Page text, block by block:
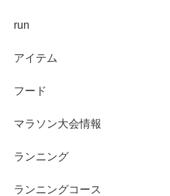
run
アイテム
フード
マラソン大会情報
ランニング
ランニングコース